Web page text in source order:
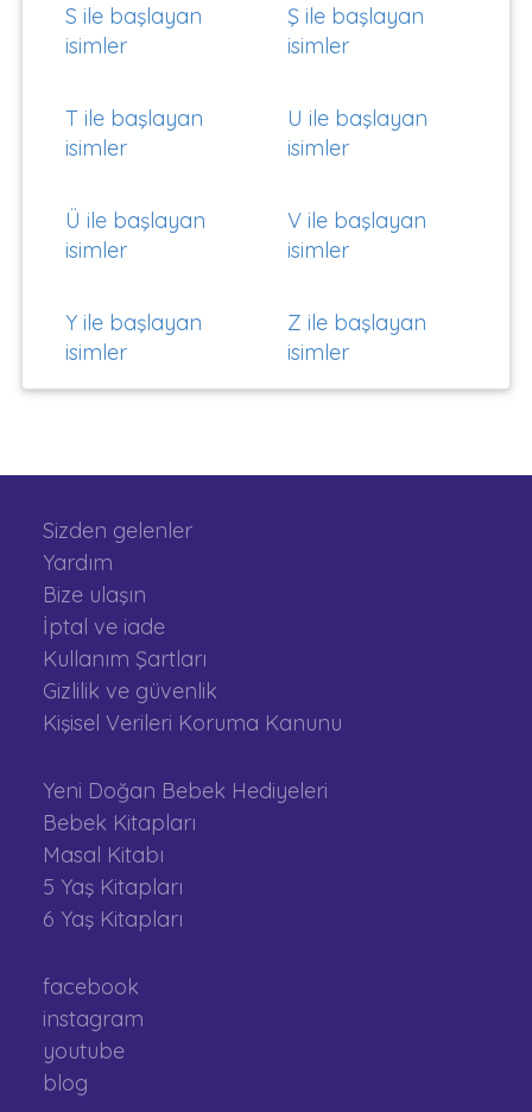
S ile başlayan
isimler
Ş ile başlayan
isimler
T ile başlayan
isimler
U ile başlayan
isimler
Ü ile başlayan
isimler
V ile başlayan
isimler
Y ile başlayan
isimler
Z ile başlayan
isimler
Sizden gelenler
Yardım
Bize ulaşın
İptal ve iade
Kullanım Şartları
Gizlilik ve güvenlik
Kişisel Verileri Koruma Kanunu
Yeni Doğan Bebek Hediyeleri
Bebek Kitapları
Masal Kitabı
5 Yaş Kitapları
6 Yaş Kitapları
facebook
instagram
youtube
blog